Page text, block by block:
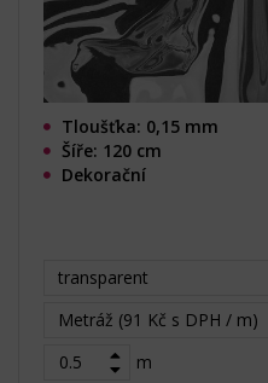
Tloušťka: 0,15 mm
Šíře: 120 cm
Dekorační
transparent
Metráž (91 Kč s DPH / m)
m